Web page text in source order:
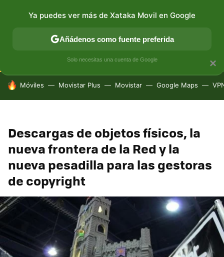
CONECTIVIDAD MÓVIL Y SOCIEDAD APLICACIONES
HOY SE HABLA DE
Móviles Movistar Plus Movistar Google Maps
Descargas de objetos físicos, la
nueva frontera de la Red y la
nueva pesadilla para las gestoras
de copyright
×
Ya puedes ver más de Xataka Movil en Google
Añádenos como fuente preferida
Solo necesitas una cuenta de Google